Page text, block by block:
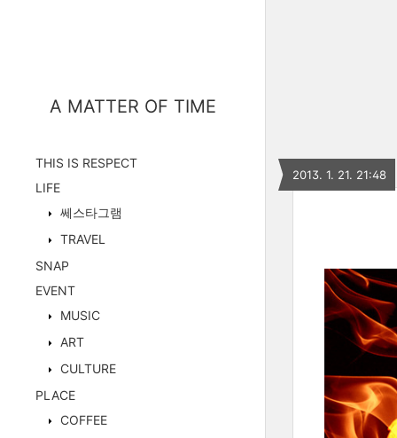
A MATTER OF TIME
THIS IS RESPECT
LIFE
쎄스타그램
TRAVEL
SNAP
EVENT
MUSIC
ART
CULTURE
PLACE
COFFEE
2013. 1. 21. 21:48